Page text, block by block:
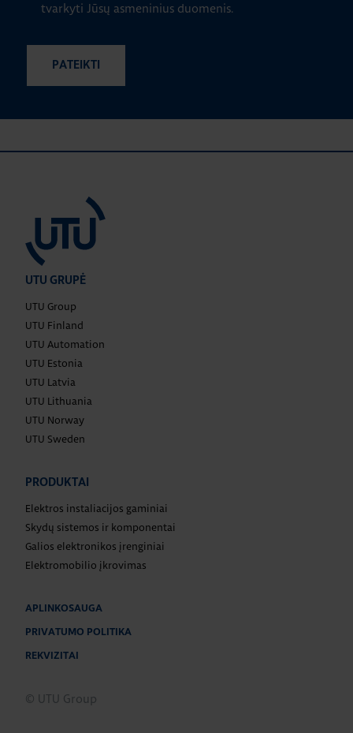
tvarkyti Jūsų asmeninius duomenis.
UTU GRUPĖ
UTU Group
UTU Finland
UTU Automation
UTU Estonia
UTU Latvia
UTU Lithuania
UTU Norway
UTU Sweden
PRODUKTAI
Elektros instaliacijos gaminiai
Skydų sistemos ir komponentai
Galios elektronikos įrenginiai
Elektromobilio įkrovimas
APLINKOSAUGA
PRIVATUMO POLITIKA
REKVIZITAI
© UTU Group